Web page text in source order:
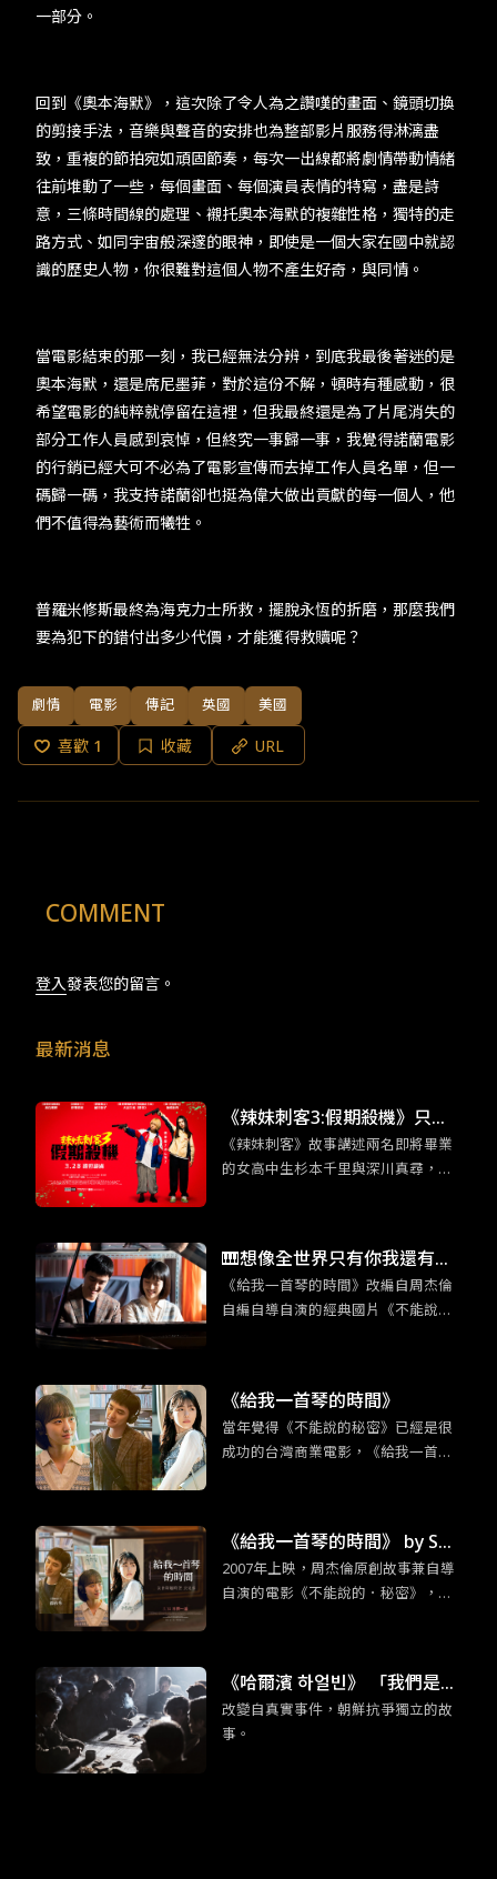
一部分。
回到《奧本海默》，這次除了令人為之讚嘆的畫面、鏡頭切換
的剪接手法，音樂與聲音的安排也為整部影片服務得淋漓盡
致，重複的節拍宛如頑固節奏，每次一出線都將劇情帶動情緒
往前堆動了一些，每個畫面、每個演員表情的特寫，盡是詩
意，三條時間線的處理、襯托奧本海默的複雜性格，獨特的走
路方式、如同宇宙般深邃的眼神，即使是一個大家在國中就認
識的歷史人物，你很難對這個人物不產生好奇，與同情。
當電影結束的那一刻，我已經無法分辨，到底我最後著迷的是
奧本海默，還是席尼墨菲，對於這份不解，頓時有種感動，很
希望電影的純粹就停留在這裡，但我最終還是為了片尾消失的
部分工作人員感到哀悼，但終究一事歸一事，我覺得諾蘭電影
的行銷已經大可不必為了電影宣傳而去掉工作人員名單，但一
碼歸一碼，我支持諾蘭卻也挺為偉大做出貢獻的每一個人，他
們不值得為藝術而犧牲。
普羅米修斯最終為海克力士所救，擺脫永恆的折磨，那麼我們
要為犯下的錯付出多少代價，才能獲得救贖呢？
劇情 電影 傳記 英國 美國
喜歡 1 收藏 URL
COMMENT
登入發表您的留言。
最新消息
《辣妹刺客3:假期殺機》只有
日本才能拍得出來的動作類型
《辣妹刺客》故事講述兩名即將畢業
的女高中生杉本千里與深川真尋，在
出奇妙的火花。
🎹想像全世界只有你我還有鋼
琴：《給我一首琴的時間》重
現經典的新浪漫
《給我一首琴的時間》改編自周杰倫
自編自導自演的經典國片《不能說的·
《給我一首琴的時間》
當年覺得《不能說的秘密》已經是很
成功的台灣商業電影，《給我一首琴
無倫是情節的細節上或是人物設定的
更動上，還是有原創性的巧思。
《給我一首琴的時間》 by So
mebody Sue／普通人
2007年上映，周杰倫原創故事兼自導
自演的電影《不能說的．秘密》，是
哥，至今仍能在電影主要取景地的淡
水，看見許多年輕的韓國女孩子來朝
聖。
《哈爾濱 하얼빈》 「我們是為
了死去的同志而活。」
改變自真實事件，朝鮮抗爭獨立的故
事。